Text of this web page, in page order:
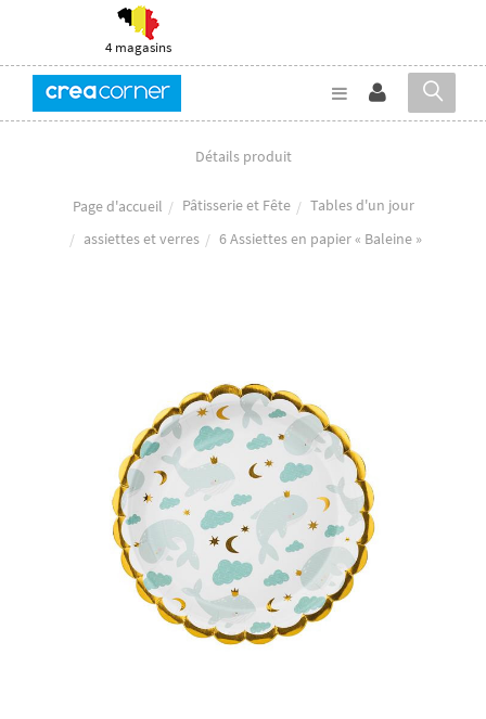
4 magasins
Détails produit
Page d'accueil Pâtisserie et Fête
Tables d'un jour
assiettes et verres
6 Assiettes en papier « Baleine »